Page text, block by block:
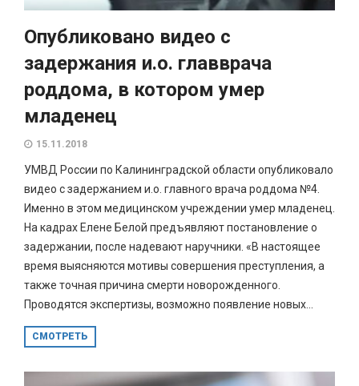
Опубликовано видео с
задержания и.о. главврача
роддома, в котором умер
младенец
15.11.2018
УМВД России по Калининградской области опубликовало
видео с задержанием и.о. главного врача роддома №4.
Именно в этом медицинском учреждении умер младенец.
На кадрах Елене Белой предъявляют постановление о
задержании, после надевают наручники. «В настоящее
время выясняются мотивы совершения преступления, а
также точная причина смерти новорожденного.
Проводятся экспертизы, возможно появление новых...
СМОТРЕТЬ